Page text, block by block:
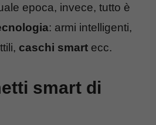
epoca, invece, tutto è
: armi intelligenti,
caschi smart ecc.
smart di